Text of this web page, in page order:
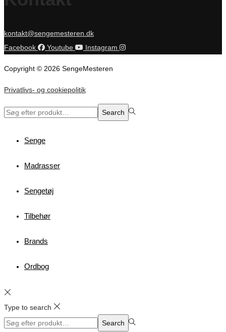
kontakt@sengemesteren.dk
Facebook
Youtube Instagram
Copyright © 2026 SengeMesteren
Privatlivs- og cookiepolitik
Search
Search
Senge
Madrasser
Sengetøj
Tilbehør
Brands
Ordbog
Type to search
Search
Search